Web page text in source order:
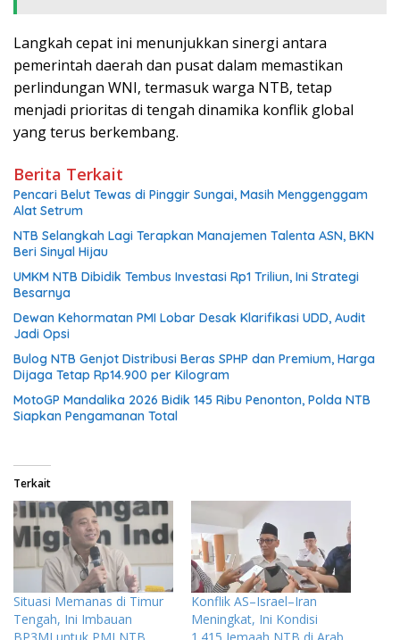
Langkah cepat ini menunjukkan sinergi antara
pemerintah daerah dan pusat dalam memastikan
perlindungan WNI, termasuk warga NTB, tetap
menjadi prioritas di tengah dinamika konflik global
yang terus berkembang.
Berita Terkait
Pencari Belut Tewas di Pinggir Sungai, Masih Menggenggam
Alat Setrum
NTB Selangkah Lagi Terapkan Manajemen Talenta ASN, BKN
Beri Sinyal Hijau
UMKM NTB Dibidik Tembus Investasi Rp1 Triliun, Ini Strategi
Besarnya
Dewan Kehormatan PMI Lobar Desak Klarifikasi UDD, Audit
Jadi Opsi
Bulog NTB Genjot Distribusi Beras SPHP dan Premium, Harga
Dijaga Tetap Rp14.900 per Kilogram
MotoGP Mandalika 2026 Bidik 145 Ribu Penonton, Polda NTB
Siapkan Pengamanan Total
Terkait
Situasi Memanas di Timur
Tengah, Ini Imbauan
BP3MI untuk PMI NTB
Konflik AS–Israel–Iran
Meningkat, Ini Kondisi
1.415 Jemaah NTB di Arab